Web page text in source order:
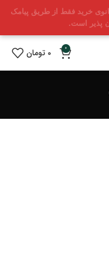
خرید فقط از طریق پیامک
0
0 تومان